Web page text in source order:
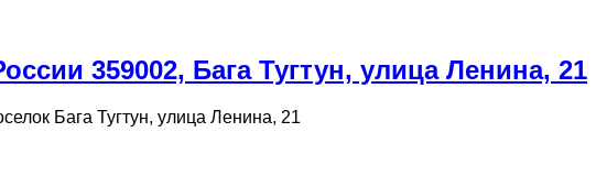
359002, Бага Тугтун, улица Ленина, 21
Бага Тугтун, улица Ленина, 21